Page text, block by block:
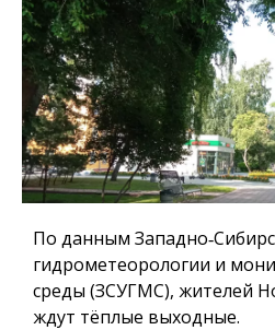
По данным
гидрометеорологии и
среды (ЗСУГМС), жителей
ждут тёплые выходные.